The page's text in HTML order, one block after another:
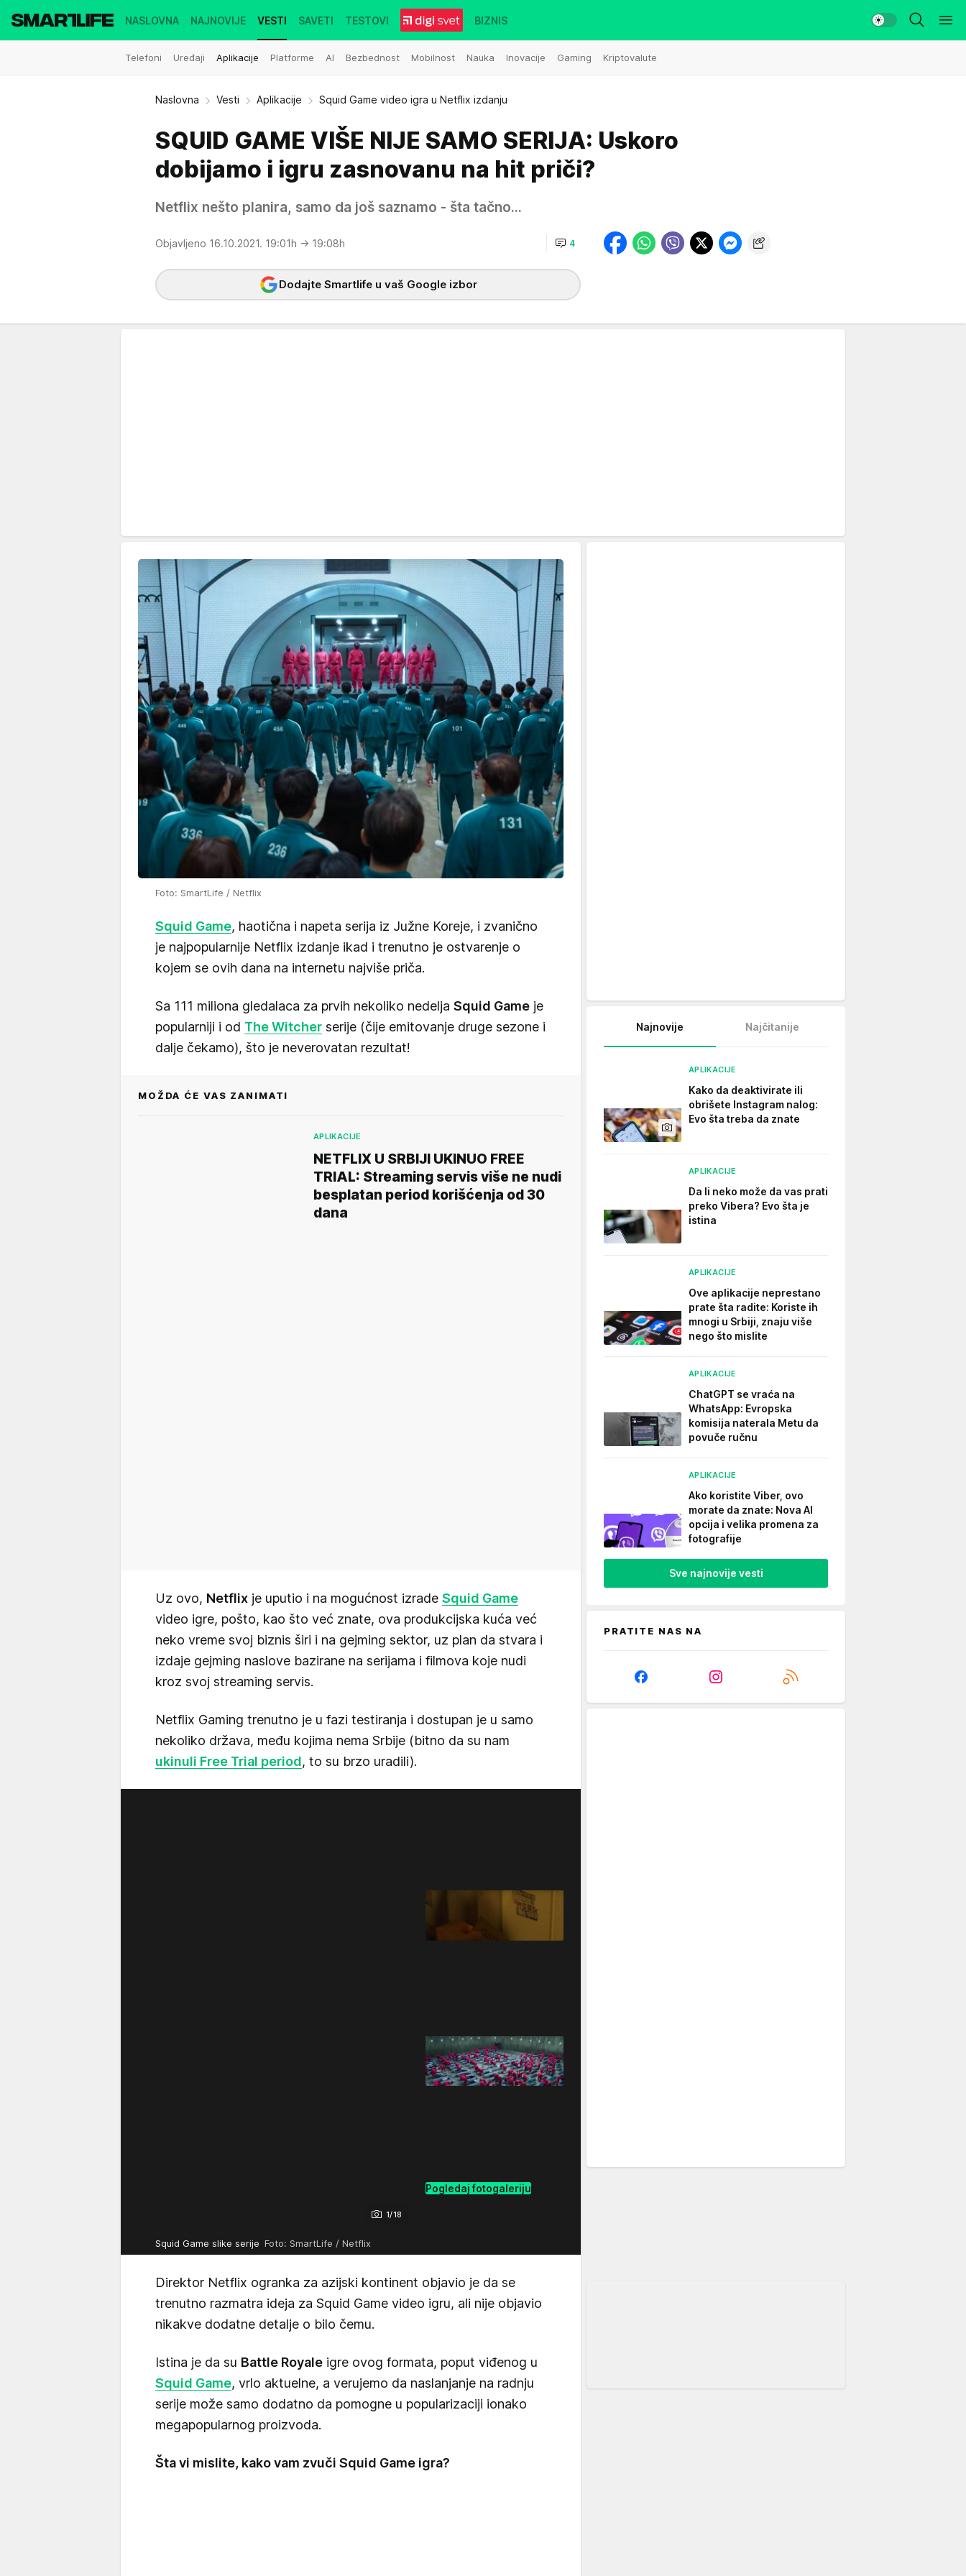
NASLOVNA NAJNOVIJE VESTI
Telefoni Uređaji Aplikacije Platforme AI Bezbednost Mobilnost Nauka Inovacije Gaming Kriptovalute
SAVETI TESTOVI BIZNIS
Naslovna Vesti Aplikacije Squid Game video igra u Netflix izdanju
SQUID GAME VIŠE NIJE SAMO SERIJA: Uskoro
dobijamo i igru zasnovanu na hit priči?
Netflix nešto planira, samo da još saznamo - šta tačno…
Objavljeno 16.10.2021. 19:01h → 19:08h 4
Dodajte Smartlife u vaš Google izbor
Foto: SmartLife / Netflix
Squid Game, haotična i napeta serija iz Južne Koreje, i zvanično
je najpopularnije Netflix izdanje ikad i trenutno je ostvarenje o
kojem se ovih dana na internetu najviše priča.
Sa 111 miliona gledalaca za prvih nekoliko nedelja Squid Game je
popularniji i od The Witcher serije (čije emitovanje druge sezone i
dalje čekamo), što je neverovatan rezultat!
MOŽDA ĆE VAS ZANIMATI
APLIKACIJE
NETFLIX U SRBIJI UKINUO FREE
TRIAL: Streaming servis više ne nudi
besplatan period korišćenja od 30
dana
Uz ovo, Netflix je uputio i na mogućnost izrade Squid Game
video igre, pošto, kao što već znate, ova produkcijska kuća već
neko vreme svoj biznis širi i na gejming sektor, uz plan da stvara i
izdaje gejming naslove bazirane na serijama i filmova koje nudi
kroz svoj streaming servis.
Netflix Gaming trenutno je u fazi testiranja i dostupan je u samo
nekoliko država, među kojima nema Srbije (bitno da su nam
ukinuli Free Trial period, to su brzo uradili).
1/18
Pogledaj fotogaleriju
Squid Game slike serije Foto: SmartLife / Netflix
Direktor Netflix ogranka za azijski kontinent objavio je da se
trenutno razmatra ideja za Squid Game video igru, ali nije objavio
nikakve dodatne detalje o bilo čemu.
Istina je da su Battle Royale igre ovog formata, poput viđenog u
Squid Game, vrlo aktuelne, a verujemo da naslanjanje na radnju
serije može samo dodatno da pomogne u popularizaciji ionako
megapopularnog proizvoda.
Šta vi mislite, kako vam zvuči Squid Game igra?
Najnovije Najčitanije
APLIKACIJE
Kako da deaktivirate ili
obrišete Instagram nalog:
Evo šta treba da znate
APLIKACIJE
Da li neko može da vas prati
preko Vibera? Evo šta je
istina
APLIKACIJE
Ove aplikacije neprestano
prate šta radite: Koriste ih
mnogi u Srbiji, znaju više
nego što mislite
APLIKACIJE
ChatGPT se vraća na
WhatsApp: Evropska
komisija naterala Metu da
povuče ručnu
APLIKACIJE
Ako koristite Viber, ovo
morate da znate: Nova AI
opcija i velika promena za
fotografije
Sve najnovije vesti
PRATITE NAS NA